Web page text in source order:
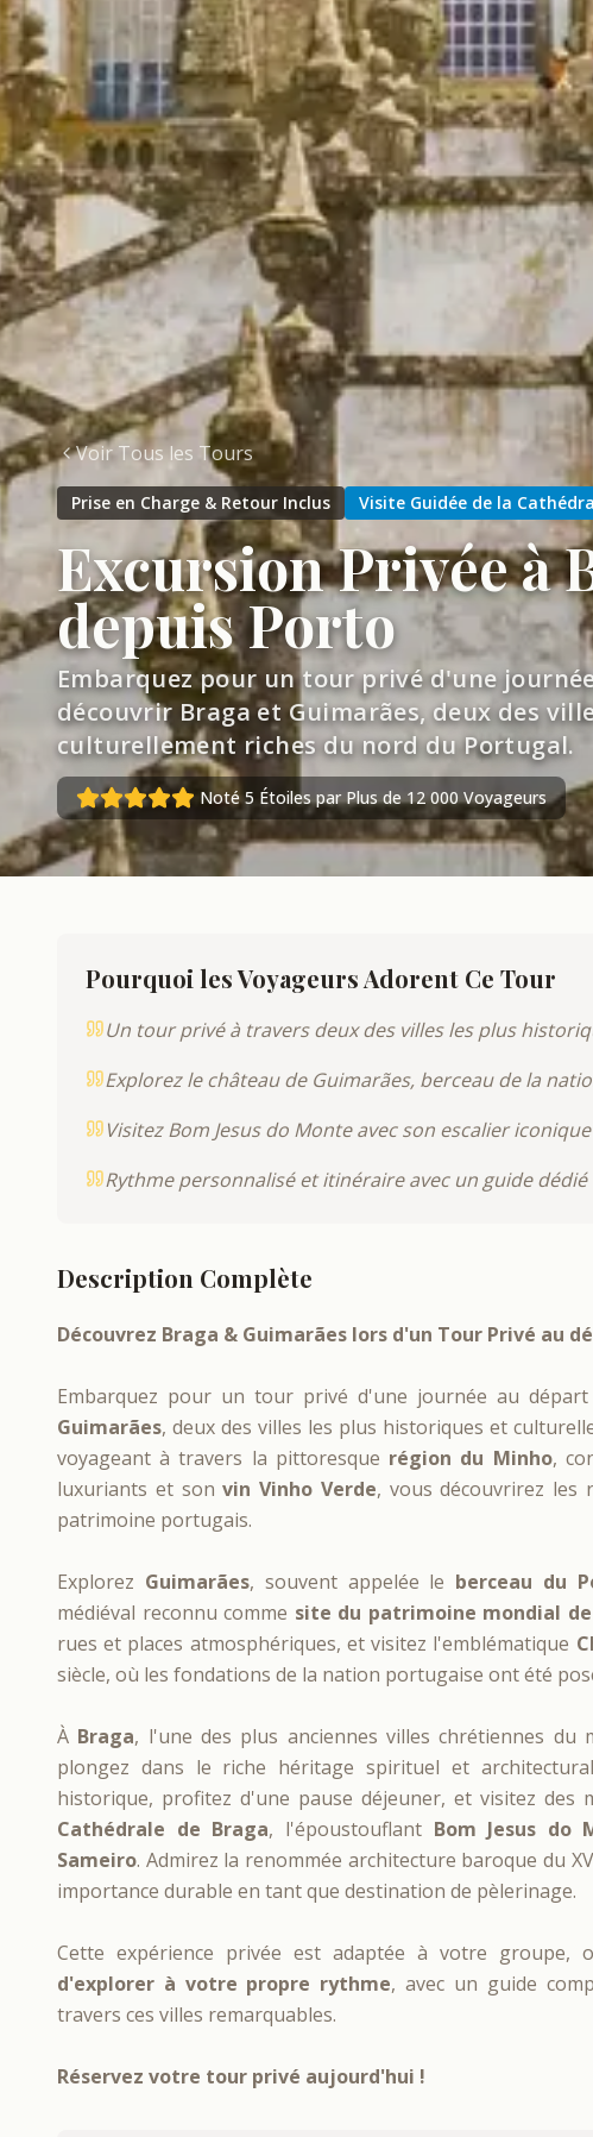
Voir Tous les Tours
Prise en Charge & Retour Inclus Visite Guidée de la
Excursion Privée à
depuis Porto
Embarquez pour un tour privé d'une
découvrir Braga et Guimarães, deux des
culturellement riches du nord du Portugal.
Noté 5 Étoiles par Plus de 12 000 Voyageurs
Pourquoi les Voyageurs Adorent Ce Tour
Un tour privé à travers deux des villes les plus
Explorez le château de Guimarães, berceau de la
Visitez Bom Jesus do Monte avec son escalier
Rythme personnalisé et itinéraire avec un guide dédié
Description Complète
Découvrez Braga & Guimarães lors d'un Tour Privé au
Embarquez pour un tour privé d'une journée au
Guimarães, deux des villes les plus historiques et
voyageant à travers la pittoresque région du Minho,
luxuriants et sonvin Vinho Verde, vous découvrirez les
patrimoine portugais.
Explorez Guimarães, souvent appelée le berceau du
médiéval reconnu comme site du patrimoine mondial de
rues et places atmosphériques, et visitez l'emblématique
siècle, où les fondations de la nation portugaise ont été
À Braga, l'une des plus anciennes villes chrétiennes du
plongez dans le riche héritage spirituel et
historique, profitez d'une pause déjeuner, et visitez des
Cathédrale de Braga, l'époustouflant Bom Jesus do
Sameiro. Admirez la renommée architecture baroque du
importance durable en tant que destination de pèlerinage.
Cette expérience privée est adaptée à votre groupe,
d'explorer à votre propre rythme, avec un guide
travers ces villes remarquables.
Réservez votre tour privé aujourd'hui !